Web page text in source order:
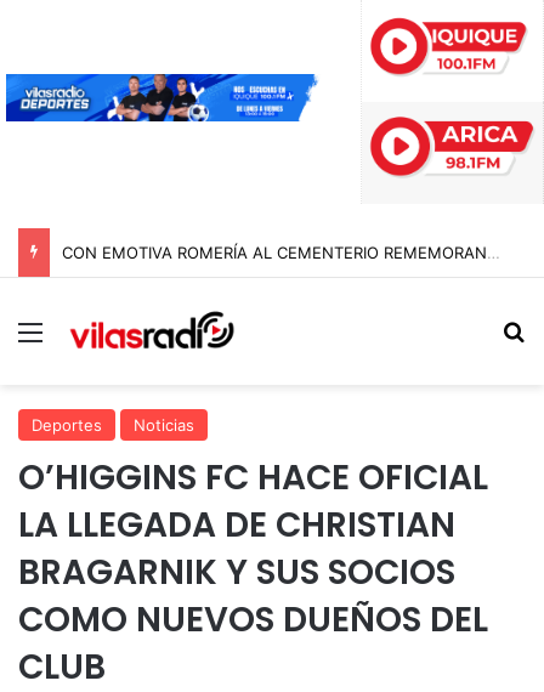
CON EMOTIVA ROMERÍA AL CEMENTERIO REMEMORAN A LOS DIFUNTOS EN LA FIESTA DE SAN LORENZO
Menú
Deportes Noticias
O’HIGGINS FC HACE OFICIAL
LA LLEGADA DE CHRISTIAN
BRAGARNIK Y SUS SOCIOS
COMO NUEVOS DUEÑOS DEL
CLUB